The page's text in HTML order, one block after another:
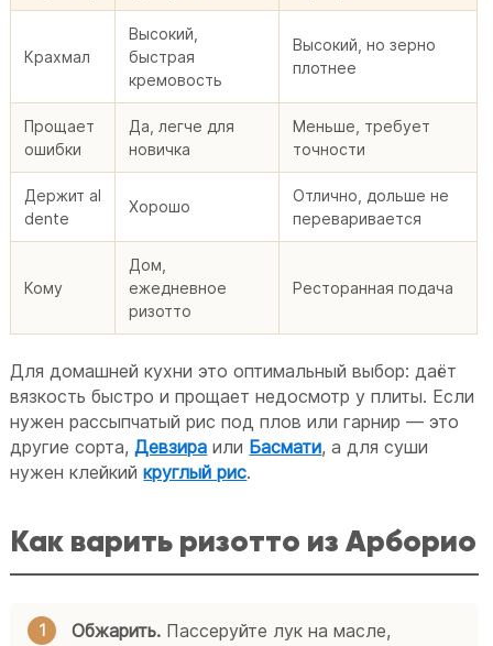
Крахмал
Высокий,
быстрая
кремовость
Высокий, но зерно
плотнее
Прощает
ошибки
Да, легче для
новичка
Меньше, требует
точности
Держит al
dente
Хорошо
Отлично, дольше не
переваривается
Кому
Дом,
ежедневное
ризотто
Ресторанная подача
Для домашней кухни это оптимальный выбор: даёт
вязкость быстро и прощает недосмотр у плиты. Если
нужен рассыпчатый рис под плов или гарнир — это
другие сорта,Девзира или Басмати, а для суши
нужен клейкийкруглый рис.
Как варить ризотто из Арборио
Обжарить. Пассеруйте лук на масле,